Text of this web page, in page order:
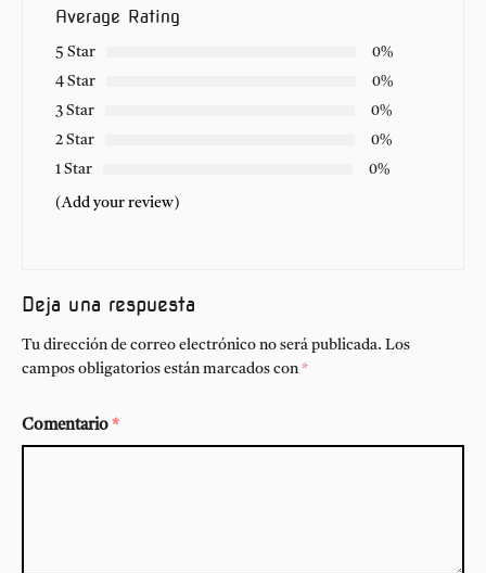
Average Rating
5 Star
0%
4 Star
0%
3 Star
0%
2 Star
0%
1 Star
0%
(Add your review)
Deja una respuesta
Tu dirección de correo electrónico no será publicada. Los
campos obligatorios están marcados con *
Comentario *